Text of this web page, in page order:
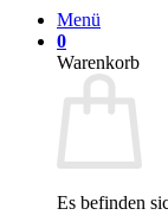
Menü
0
Warenkorb
Es befinden